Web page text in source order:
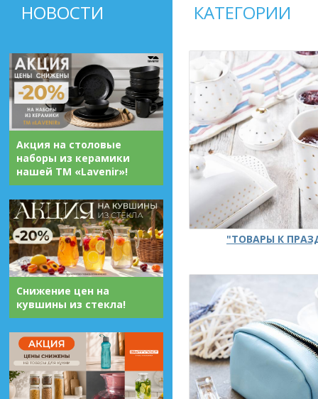
НОВОСТИ
Акция на столовые
наборы из керамики
нашей ТМ «Lavenir»!
Снижение цен на
кувшины из стекла!
КАТЕГОРИИ
"ТОВАРЫ К